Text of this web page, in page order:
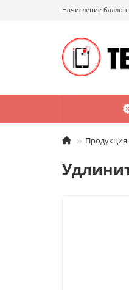
Начисление
Продукция